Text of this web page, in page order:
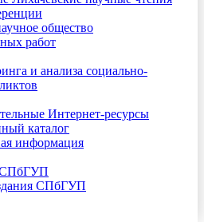
общество
работ
и анализа социально-
Интернет-ресурсы
каталог
информация
СПбГУП
СПбГУП